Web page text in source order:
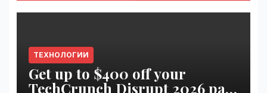
ТЕХНОЛОГИИ
Get up to $400 off your
TechCrunch Disrupt 2026 pass